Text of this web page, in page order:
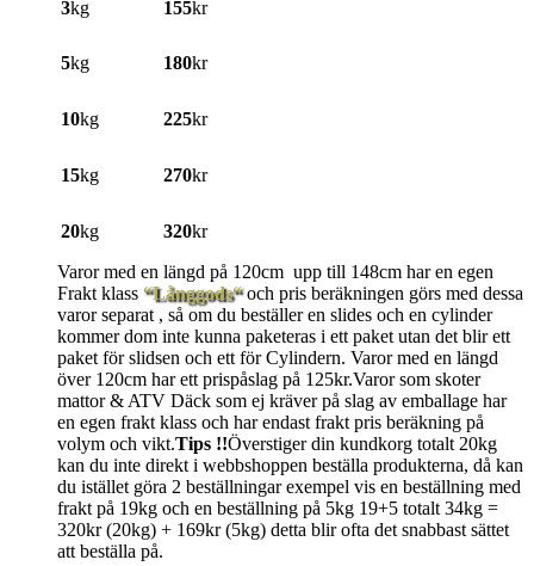
3kg 155kr
5kg 180kr
10kg 225kr
15kg 270kr
20kg 320kr
Varor med en längd på 120cm upp till 148cm har en egen
Frakt klass “Långgods“och pris beräkningen görs med dessa
varor separat , så om du beställer en slides och en cylinder
kommer dom inte kunna paketeras i ett paket utan det blir ett
paket för slidsen och ett för Cylindern. Varor med en längd
över 120cm har ett prispåslag på 125kr.Varor som skoter
mattor & ATV Däck som ej kräver på slag av emballage har
en egen frakt klass och har endast frakt pris beräkning på
volym och vikt.Tips !!Överstiger din kundkorg totalt 20kg
kan du inte direkt i webbshoppen beställa produkterna, då kan
du istället göra 2 beställningar exempel vis en beställning med
frakt på 19kg och en beställning på 5kg 19+5 totalt 34kg =
320kr (20kg) + 169kr (5kg) detta blir ofta det snabbast sättet
att beställa på.